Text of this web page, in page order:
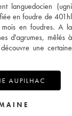
languedocien (ugni
en foudre de 401hl
en foudres. A la
d'agrumes, mêlés à
une certaine
AUPILHAC